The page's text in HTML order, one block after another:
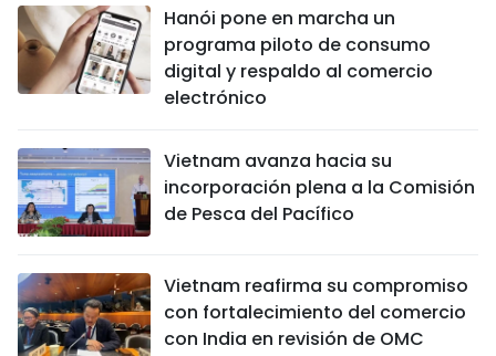
Hanói pone en marcha un
programa piloto de consumo
digital y respaldo al comercio
electrónico
Vietnam avanza hacia su
incorporación plena a la Comisión
de Pesca del Pacífico
Vietnam reafirma su compromiso
con fortalecimiento del comercio
con India en revisión de OMC